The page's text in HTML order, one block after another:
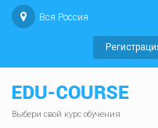
Вся Россия
Выбери свой курс обучения